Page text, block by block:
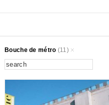
Bouche de métro (11)